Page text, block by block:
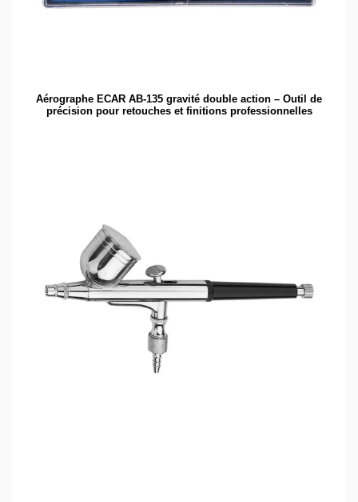
Aérographe ECAR AB-135 gravité double action – Outil de
précision pour retouches et finitions professionnelles